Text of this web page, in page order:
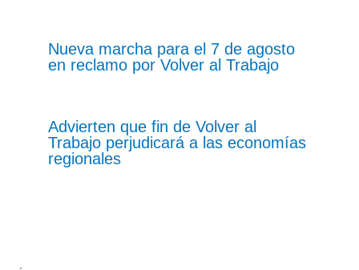
Nueva marcha para el 7 de agosto
en reclamo por Volver al Trabajo
Advierten que fin de Volver al
Trabajo perjudicará a las economías
regionales